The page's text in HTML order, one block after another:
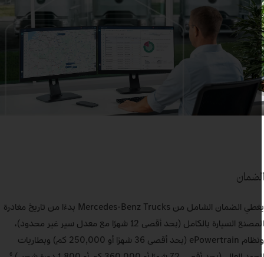
يغطي الضمان الشامل من Mercedes‑Benz Trucks بدءًا من تاريخ مغادرة
المصنع السيارة بالكامل (بحد أقصى 12 شهرًا مع معدل سير غير محدود)،
ونظام ePowertrain (بحد أقصى 36 شهرًا أو 250,000 كم) وبطاريات